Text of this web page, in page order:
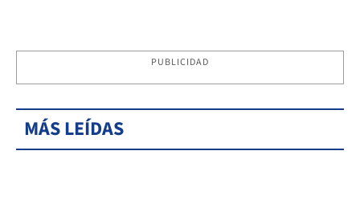
PUBLICIDAD
MÁS LEÍDAS